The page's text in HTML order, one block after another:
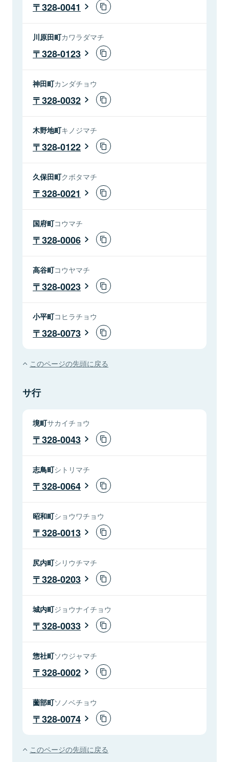
328-0041
川原田町カワラダマチ
328-0123
神田町カンダチョウ
328-0032
木野地町キノジマチ
328-0122
久保田町クボタマチ
328-0021
国府町コウマチ
328-0006
高谷町コウヤマチ
328-0023
小平町コヒラチョウ
328-0073
このページの先頭に戻る
サ行
境町サカイチョウ
328-0043
志鳥町シトリマチ
328-0064
昭和町ショウワチョウ
328-0013
尻内町シリウチマチ
328-0203
城内町ジョウナイチョウ
328-0033
惣社町ソウジャマチ
328-0002
薗部町ソノベチョウ
328-0074
このページの先頭に戻る